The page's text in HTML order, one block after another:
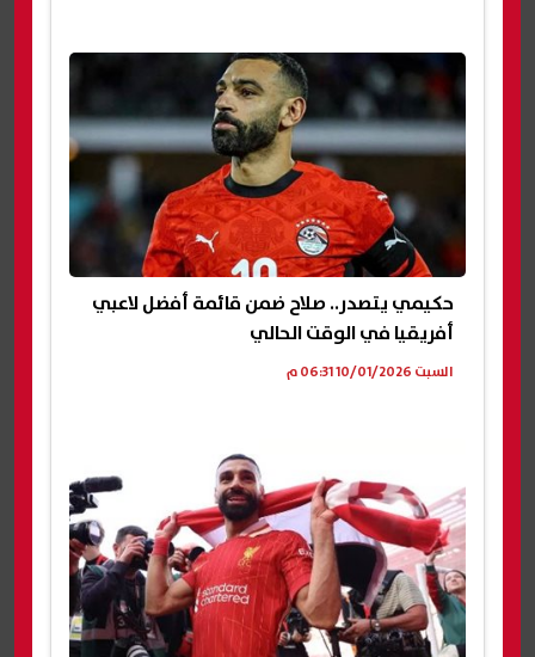
حكيمي يتصدر.. صلاح ضمن قائمة أفضل لاعبي
أفريقيا في الوقت الحالي
السبت 10/01/2026 06:31 م